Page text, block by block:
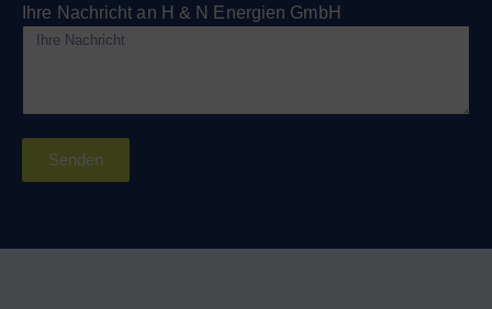
Ihre Nachricht an H & N Energien GmbH
Senden